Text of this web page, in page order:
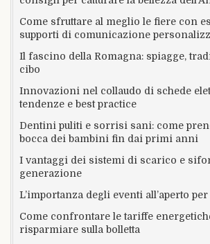
Come sfruttare al meglio le fiere con
supporti di comunicazione
Il fascino della Romagna: spiagge,
cibo
Innovazioni nel collaudo di schede
tendenze e best practice
Dentini puliti e sorrisi sani: come
bocca dei bambini fin dai primi anni
I vantaggi dei sistemi di scarico e
generazione
L’importanza degli eventi all’aperto
Come confrontare le tariffe
risparmiare sulla bolletta